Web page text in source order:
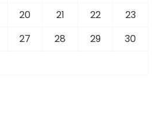
20 21 22
23
27 28 29
30